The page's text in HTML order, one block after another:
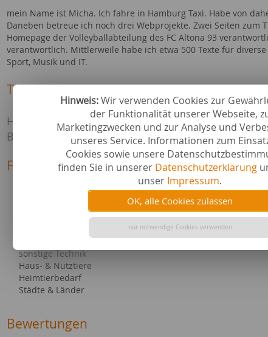
Hinweis:Wir verwenden Cookies zur
der Funktionalität unserer Webseite,
Marketingzwecken und zur Analyse und
unseres Service. Informationen zum
Cookies sowie unsere
finden Sie in unserer Datenschutzerklärung
unser Impressum.
OK, alle Cookies zulassen
nur notwendige Cookies verwenden
mein Name ist Micha. Ich fahre in Hamburg Taxi. Habe von
Daneben betreue ich noch drei Webprojekte. Zwei Seiten zum
Homepage der Volleyballabteilung des FC Altona 93
verantwortlich. Mittlerweile habe ich etwa 500 Texte für
Sport, Musik und IT.
Texte verfasst zu
Gehalt Gesundheits- und
Hamburg
T-Shirts bedrucken individuell Shirts
Beauty
Mode / Schmuck Reisen
Fachgebiete bei content.de
Sehenswürdigkeiten
Hörbücher & E-Books
sonstige Technik
Haus- & Nutztiere
Heimtierbedarf
Städte & Länder
Bewertungen